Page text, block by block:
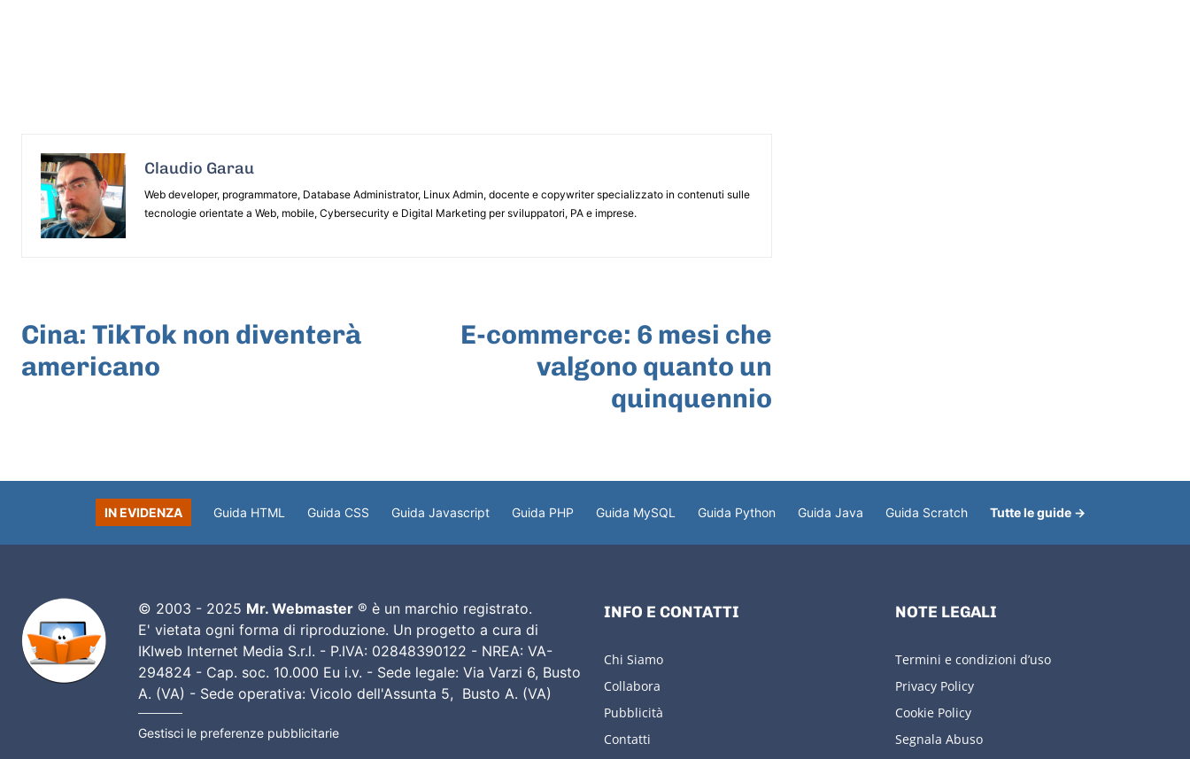
Claudio Garau
Web developer, programmatore, Database Administrator, Linux Admin, docente e copywriter specializzato in contenuti sulle
tecnologie orientate a Web, mobile, Cybersecurity e Digital Marketing per sviluppatori, PA e imprese.
Cina: TikTok non diventerà
americano
E-commerce: 6 mesi che
valgono quanto un
quinquennio
IN EVIDENZA Guida HTML Guida CSS Guida Javascript Guida PHP Guida MySQL Guida Python Guida Java Guida Scratch Tutte le guide →
© 2003 - 2025 Mr. Webmaster® è un marchio registrato.
E' vietata ogni forma di riproduzione. Un progetto a cura di
IKIweb Internet Media S.r.l. - P.IVA: 02848390122 - NREA: VA-
294824 - Cap. soc. 10.000 Eu i.v. - Sede legale: Via Varzi 6, Busto
A. (VA) - Sede operativa: Vicolo dell'Assunta 5, Busto A. (VA)
Gestisci le preferenze pubblicitarie
INFO E CONTATTI
Chi Siamo
Collabora
Pubblicità
Contatti
NOTE LEGALI
Termini e condizioni d’uso
Privacy Policy
Cookie Policy
Segnala Abuso